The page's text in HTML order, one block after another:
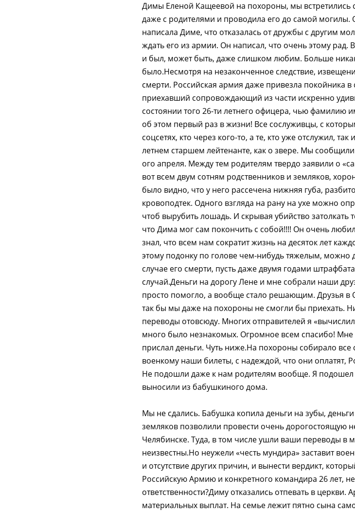
Димы Еленой Кащеевой на похороны, мы
даже с родителями и проводила его до самой могилы.
написала Диме, что отказалась от дружбы с другим
ждать его из армии. Он написал, что очень этому
и был, может быть, даже слишком любим. Больше
было.Несмотря на незаконченное следствие,
смерти. Российская армия даже привезла покойника
приехавший сопровождающий из части искренно
состоянии того 26-ти летнего офицера, чью фамилию
об этом первый раз в жизни! Все сослуживцы, с
соцсетях, кто через кого-то, а те, кто уже отслужил,
летнем старшем лейтенанте, как о звере. Мы
ого апреля. Между тем родителям твердо заявили о
вот всем двум сотням родственников и земляков,
было видно, что у него рассечена нижняя губа,
кровоподтек. Одного взгляда на рану на ухе можно
чтоб вырубить лошадь. И скрывая убийство затолкать
что Дима мог сам покончить с собой!!!! Он очень
знал, что всем нам сократит жизнь на десяток лет
этому подонку по голове чем-нибудь тяжелым, можно
случае его смерти, пусть даже двумя годами
случай.Деньги на дорогу Лене и мне собрали наши
просто помогло, а вообще стало решающим. Друзья в
так бы мы даже на похороны не смогли бы приехать.
переводы отовсюду. Многих отправителей я
много было незнакомых. Огромное всем спасибо! Мне
прислал деньги. Чуть ниже.На похороны собирало
военкому наши билеты, с надеждой, что они оплатят,
Не подошли даже к нам родителям вообще. Я подошел
выносили из бабушкиного дома.
Мы не сдались. Бабушка копила деньги на зубы,
земляков позволили провести очень дорогостоящую
Челябинске. Туда, в том числе ушли ваши переводы в
неизвестны.Но неужели «честь мундира» заставит
и отсутствие других причин, и вынести вердикт,
Российскую Армию и конкретного командира 26 лет,
ответственности?Диму отказались отпевать в церкви.
материальных выплат. На семье лежит пятно сына